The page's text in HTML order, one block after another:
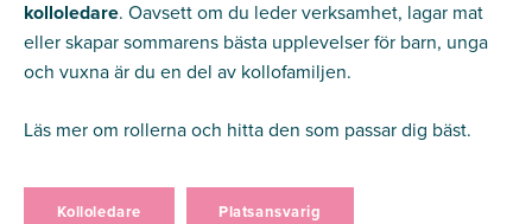
kolloledare. Oavsett om du leder verksamhet, lagar mat
eller skapar sommarens bästa upplevelser för barn, unga
och vuxna är du en del av kollofamiljen.
Läs mer om rollerna och hitta den som passar dig bäst.
Kolloledare Platsansvarig